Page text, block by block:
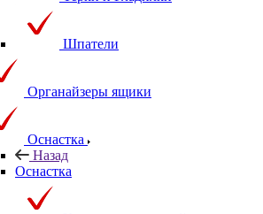
Шпатели
Органайзеры ящики
Оснастка
Назад
Оснастка